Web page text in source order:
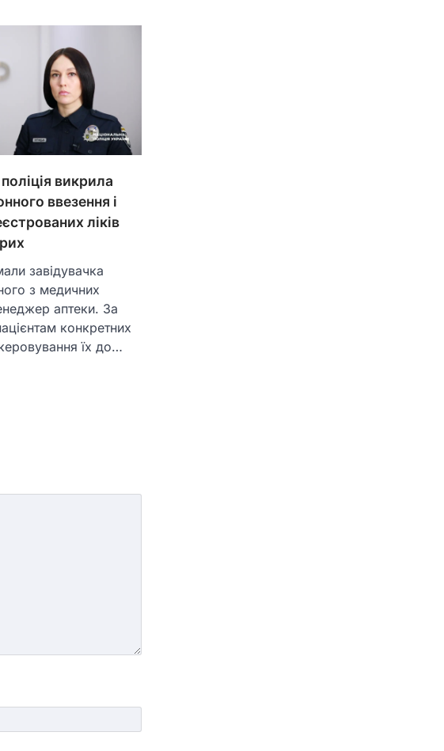
викрила
ввезення і
ліків
завідувачка
з медичних
аптеки. За
конкретних
їх до…